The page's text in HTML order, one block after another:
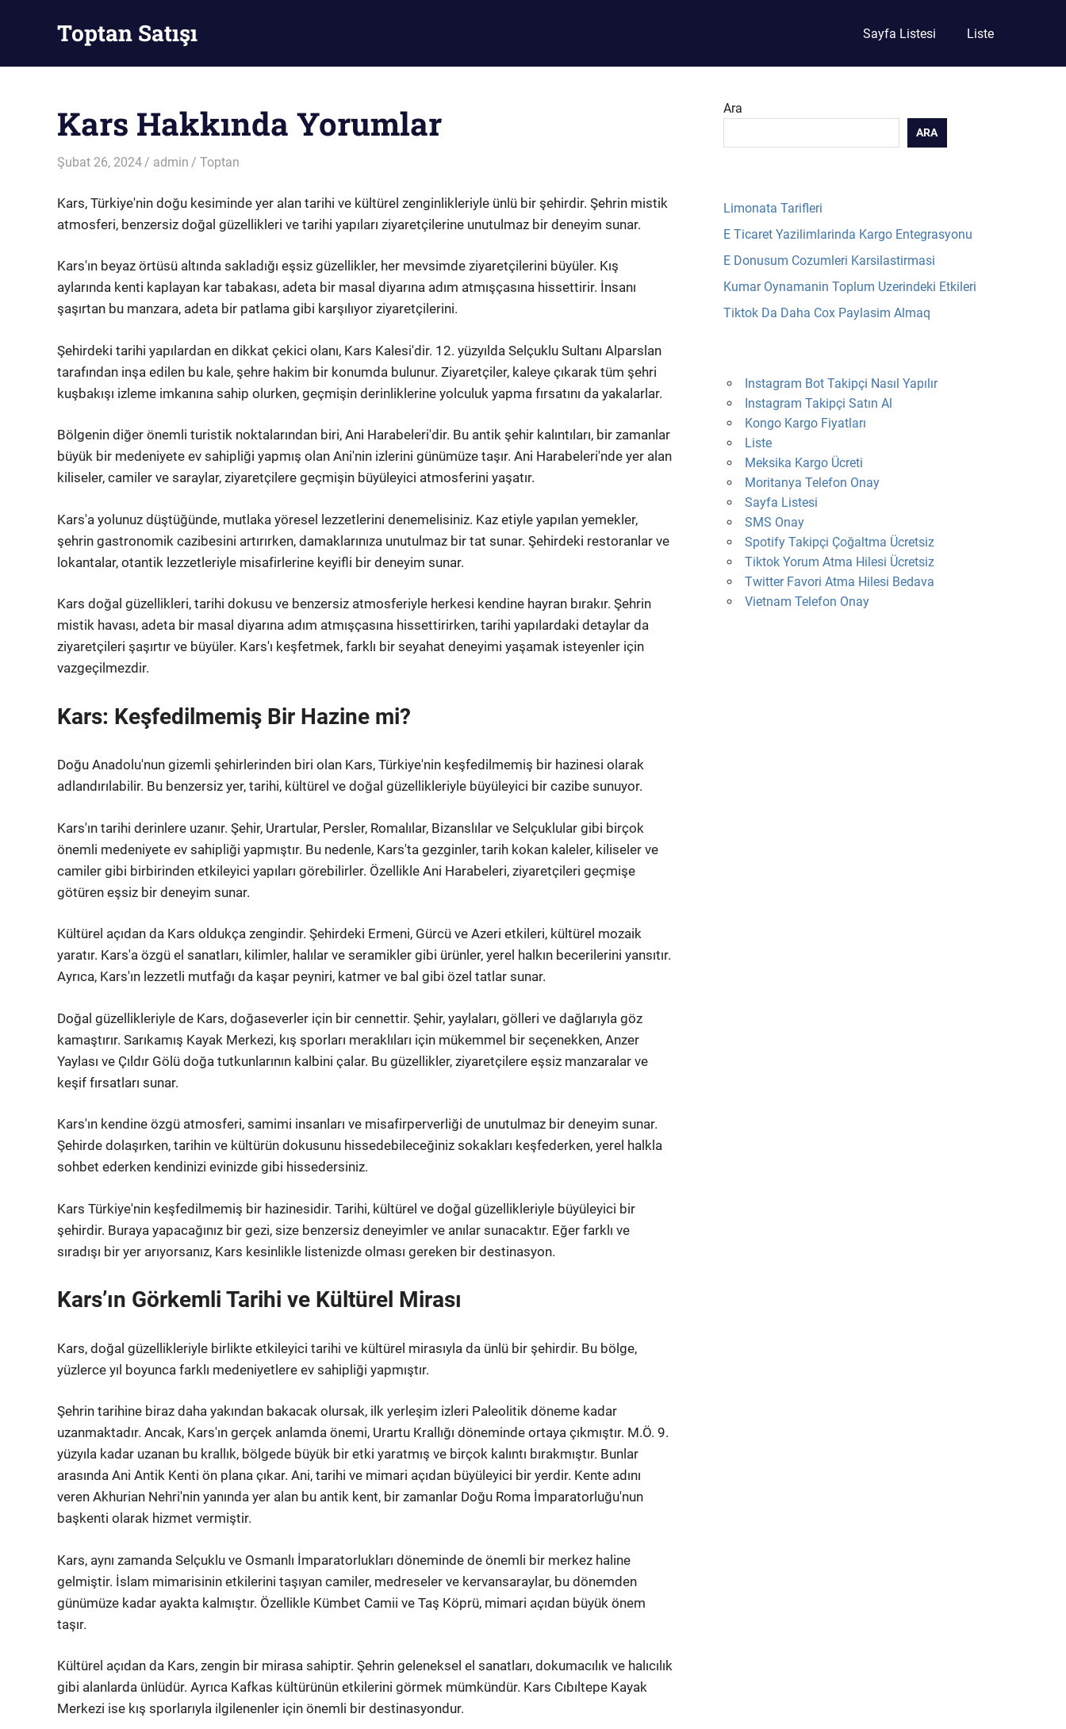
Toptan Satışı Sayfa Listesi Liste
Kars Hakkında Yorumlar
Şubat 26, 2024 admin Toptan
Kars, Türkiye'nin doğu kesiminde yer alan tarihi ve kültürel zenginlikleriyle ünlü bir şehirdir. Şehrin mistik
atmosferi, benzersiz doğal güzellikleri ve tarihi yapıları ziyaretçilerine unutulmaz bir deneyim sunar.
Kars'ın beyaz örtüsü altında sakladığı eşsiz güzellikler, her mevsimde ziyaretçilerini büyüler. Kış
aylarında kenti kaplayan kar tabakası, adeta bir masal diyarına adım atmışçasına hissettirir. İnsanı
şaşırtan bu manzara, adeta bir patlama gibi karşılıyor ziyaretçilerini.
Şehirdeki tarihi yapılardan en dikkat çekici olanı, Kars Kalesi'dir. 12. yüzyılda Selçuklu Sultanı Alparslan
tarafından inşa edilen bu kale, şehre hakim bir konumda bulunur. Ziyaretçiler, kaleye çıkarak tüm şehri
kuşbakışı izleme imkanına sahip olurken, geçmişin derinliklerine yolculuk yapma fırsatını da yakalarlar.
Bölgenin diğer önemli turistik noktalarından biri, Ani Harabeleri'dir. Bu antik şehir kalıntıları, bir zamanlar
büyük bir medeniyete ev sahipliği yapmış olan Ani'nin izlerini günümüze taşır. Ani Harabeleri'nde yer alan
kiliseler, camiler ve saraylar, ziyaretçilere geçmişin büyüleyici atmosferini yaşatır.
Kars'a yolunuz düştüğünde, mutlaka yöresel lezzetlerini denemelisiniz. Kaz etiyle yapılan yemekler,
şehrin gastronomik cazibesini artırırken, damaklarınıza unutulmaz bir tat sunar. Şehirdeki restoranlar ve
lokantalar, otantik lezzetleriyle misafirlerine keyifli bir deneyim sunar.
Kars doğal güzellikleri, tarihi dokusu ve benzersiz atmosferiyle herkesi kendine hayran bırakır. Şehrin
mistik havası, adeta bir masal diyarına adım atmışçasına hissettirirken, tarihi yapılardaki detaylar da
ziyaretçileri şaşırtır ve büyüler. Kars'ı keşfetmek, farklı bir seyahat deneyimi yaşamak isteyenler için
vazgeçilmezdir.
Kars: Keşfedilmemiş Bir Hazine mi?
Doğu Anadolu'nun gizemli şehirlerinden biri olan Kars, Türkiye'nin keşfedilmemiş bir hazinesi olarak
adlandırılabilir. Bu benzersiz yer, tarihi, kültürel ve doğal güzellikleriyle büyüleyici bir cazibe sunuyor.
Kars'ın tarihi derinlere uzanır. Şehir, Urartular, Persler, Romalılar, Bizanslılar ve Selçuklular gibi birçok
önemli medeniyete ev sahipliği yapmıştır. Bu nedenle, Kars'ta gezginler, tarih kokan kaleler, kiliseler ve
camiler gibi birbirinden etkileyici yapıları görebilirler. Özellikle Ani Harabeleri, ziyaretçileri geçmişe
götüren eşsiz bir deneyim sunar.
Kültürel açıdan da Kars oldukça zengindir. Şehirdeki Ermeni, Gürcü ve Azeri etkileri, kültürel mozaik
yaratır. Kars'a özgü el sanatları, kilimler, halılar ve seramikler gibi ürünler, yerel halkın becerilerini yansıtır.
Ayrıca, Kars'ın lezzetli mutfağı da kaşar peyniri, katmer ve bal gibi özel tatlar sunar.
Doğal güzellikleriyle de Kars, doğaseverler için bir cennettir. Şehir, yaylaları, gölleri ve dağlarıyla göz
kamaştırır. Sarıkamış Kayak Merkezi, kış sporları meraklıları için mükemmel bir seçenekken, Anzer
Yaylası ve Çıldır Gölü doğa tutkunlarının kalbini çalar. Bu güzellikler, ziyaretçilere eşsiz manzaralar ve
keşif fırsatları sunar.
Kars'ın kendine özgü atmosferi, samimi insanları ve misafirperverliği de unutulmaz bir deneyim sunar.
Şehirde dolaşırken, tarihin ve kültürün dokusunu hissedebileceğiniz sokakları keşfederken, yerel halkla
sohbet ederken kendinizi evinizde gibi hissedersiniz.
Kars Türkiye'nin keşfedilmemiş bir hazinesidir. Tarihi, kültürel ve doğal güzellikleriyle büyüleyici bir
şehirdir. Buraya yapacağınız bir gezi, size benzersiz deneyimler ve anılar sunacaktır. Eğer farklı ve
sıradışı bir yer arıyorsanız, Kars kesinlikle listenizde olması gereken bir destinasyon.
Kars’ın Görkemli Tarihi ve Kültürel Mirası
Kars, doğal güzellikleriyle birlikte etkileyici tarihi ve kültürel mirasıyla da ünlü bir şehirdir. Bu bölge,
yüzlerce yıl boyunca farklı medeniyetlere ev sahipliği yapmıştır.
Şehrin tarihine biraz daha yakından bakacak olursak, ilk yerleşim izleri Paleolitik döneme kadar
uzanmaktadır. Ancak, Kars'ın gerçek anlamda önemi, Urartu Krallığı döneminde ortaya çıkmıştır. M.Ö. 9.
yüzyıla kadar uzanan bu krallık, bölgede büyük bir etki yaratmış ve birçok kalıntı bırakmıştır. Bunlar
arasında Ani Antik Kenti ön plana çıkar. Ani, tarihi ve mimari açıdan büyüleyici bir yerdir. Kente adını
veren Akhurian Nehri'nin yanında yer alan bu antik kent, bir zamanlar Doğu Roma İmparatorluğu'nun
başkenti olarak hizmet vermiştir.
Kars, aynı zamanda Selçuklu ve Osmanlı İmparatorlukları döneminde de önemli bir merkez haline
gelmiştir. İslam mimarisinin etkilerini taşıyan camiler, medreseler ve kervansaraylar, bu dönemden
günümüze kadar ayakta kalmıştır. Özellikle Kümbet Camii ve Taş Köprü, mimari açıdan büyük önem
taşır.
Kültürel açıdan da Kars, zengin bir mirasa sahiptir. Şehrin geleneksel el sanatları, dokumacılık ve halıcılık
gibi alanlarda ünlüdür. Ayrıca Kafkas kültürünün etkilerini görmek mümkündür. Kars Cıbıltepe Kayak
Merkezi ise kış sporlarıyla ilgilenenler için önemli bir destinasyondur.
Ara
ARA
Limonata Tarifleri
E Ticaret Yazilimlarinda Kargo Entegrasyonu
E Donusum Cozumleri Karsilastirmasi
Kumar Oynamanin Toplum Uzerindeki Etkileri
Tiktok Da Daha Cox Paylasim Almaq
Instagram Bot Takipçi Nasıl Yapılır
Instagram Takipçi Satın Al
Kongo Kargo Fiyatları
Liste
Meksika Kargo Ücreti
Moritanya Telefon Onay
Sayfa Listesi
SMS Onay
Spotify Takipçi Çoğaltma Ücretsiz
Tiktok Yorum Atma Hilesi Ücretsiz
Twitter Favori Atma Hilesi Bedava
Vietnam Telefon Onay